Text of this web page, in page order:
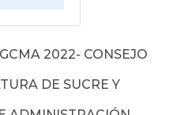
2022- CONSEJO
DE SUCRE Y